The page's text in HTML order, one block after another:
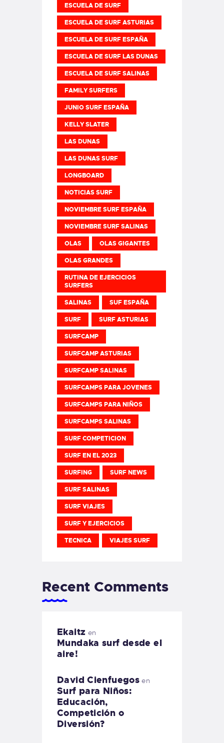
ESCUELA DE SURF
ESCUELA DE SURF ASTURIAS
ESCUELA DE SURF ESPAÑA
ESCUELA DE SURF LAS DUNAS
ESCUELA DE SURF SALINAS
FAMILY SURFERS
JUNIO SURF ESPAÑA
KELLY SLATER
LAS DUNAS
LAS DUNAS SURF
LONGBOARD
NOTICIAS SURF
NOVIEMBRE SURF ESPAÑA
NOVIEMBRE SURF SALINAS
OLAS OLAS GIGANTES
OLAS GRANDES
RUTINA DE EJERCICIOS
SURFERS
SALINAS SUF ESPAÑA
SURF SURF ASTURIAS
SURFCAMP
SURFCAMP ASTURIAS
SURFCAMP SALINAS
SURFCAMPS PARA JOVENES
SURFCAMPS PARA NIÑOS
SURFCAMPS SALINAS
SURF COMPETICION
SURF EN EL 2023
SURFING SURF NEWS
SURF SALINAS
SURF VIAJES
SURF Y EJERCICIOS
TECNICA VIAJES SURF
Recent Comments
Ekaitz en
Mundaka surf desde el
aire!
David Cienfuegos en
Surf para Niños:
Educación,
Competición o
Diversión?